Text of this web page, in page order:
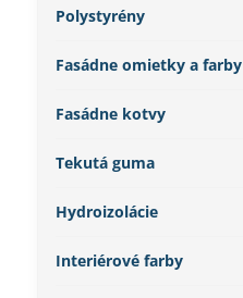
Polystyrény
Fasádne omietky a farby
Fasádne kotvy
Tekutá guma
Hydroizolácie
Interiérové farby